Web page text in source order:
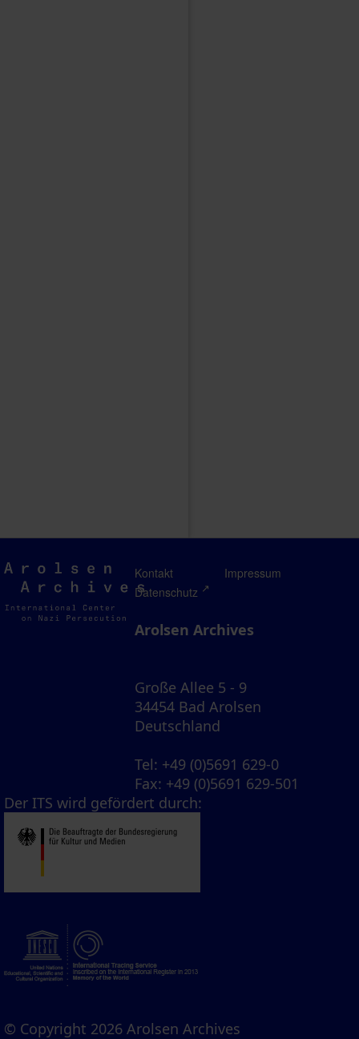
Arolsen
Archives
Kontakt
Impressum
Datenschutz
Arolsen Archives
Große Allee 5 - 9
34454 Bad Arolsen
Deutschland
Tel: +49 (0)5691 629-0
Fax: +49 (0)5691 629-501
Der ITS wird gefördert durch:
© Copyright 2026 Arolsen Archives